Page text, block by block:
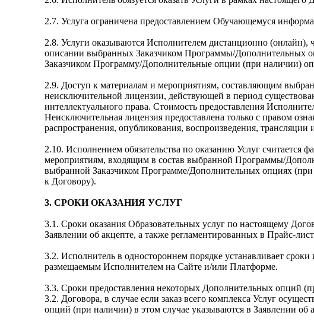
2.7. Услуга ограничена предоставлением Обучающемуся
2.8. Услуги оказываются Исполнителем дистанционно
описании выбранных Заказчиком Программы/Дополнительных
Заказчиком Программу/Дополнительные опции (при наличии)
2.9. Доступ к материалам и мероприятиям, составляющим
неисключительной лицензии, действующей в период
интеллектуального права. Стоимость предоставления
Неисключительная лицензия предоставлена только с правом
распространения, опубликования, воспроизведения, трансляции
2.10. Исполнением обязательства по оказанию Услуг считается
мероприятиям, входящим в состав выбранной Программы/
выбранной Заказчиком Программе/Дополнительных опциях
к Договору).
3. СРОКИ ОКАЗАНИЯ УСЛУГ
3.1. Сроки оказания Образовательных услуг по настоящему
Заявлении об акцепте, а также регламентированных в Прайс-
3.2. Исполнитель в одностороннем порядке устанавливает
размещаемым Исполнителем на Сайте и/или Платформе.
3.3. Сроки предоставления некоторых Дополнительных опций
3.2. Договора, в случае если заказ всего комплекса Услуг
опций (при наличии) в этом случае указываются в Заявлении об